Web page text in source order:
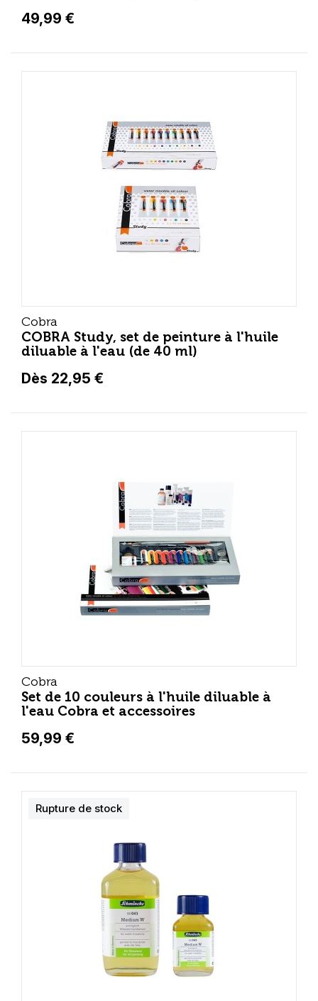
49,99 €
Cobra
COBRA Study, set de peinture à l'huile
diluable à l'eau (de 40 ml)
Dès 22,95 €
Cobra
Set de 10 couleurs à l'huile diluable à
l'eau Cobra et accessoires
59,99 €
Rupture de stock